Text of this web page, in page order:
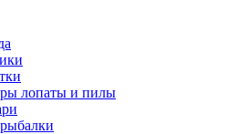
лопаты и пилы